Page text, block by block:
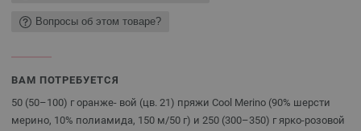
Вопросы об этом товаре?
ВАМ ПОТРЕБУЕТСЯ
50 (50–100) г оранже- вой (цв. 21) пряжи Cool Merino (90% шерсти
мерино, 10% полиамида, 150 м/50 г) и 250 (300–350) г ярко-розовой